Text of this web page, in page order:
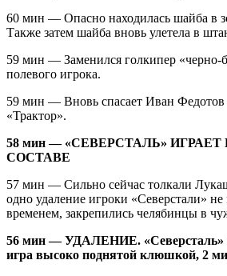
60 мин — Опасно находилась шайба в
Также затем шайба вновь улетела в
59 мин — Заменился голкипер «черно-
полевого игрока.
59 мин — Вновь спасает Иван Федотов
«Трактор».
58 мин — «СЕВЕРСТАЛЬ»
СОСТАВЕ
57 мин — Сильно сейчас толкали
одно удаление игроки «Северстали»
временем, закрепились челябинцы в
56 мин — УДАЛЕНИЕ. «Северсталь»
игра высоко поднятой клюшкой, 2